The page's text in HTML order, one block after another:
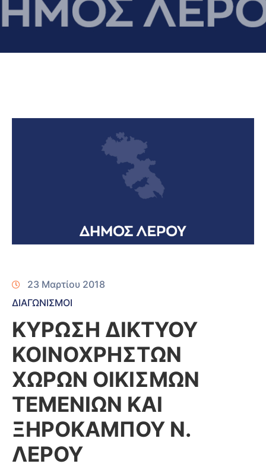
23 Μαρτίου 2018
ΔΙΑΓΩΝΙΣΜΟΙ
ΚΥΡΩΣΗ ΔΙΚΤΥΟΥ
ΚΟΙΝΟΧΡΗΣΤΩΝ
ΧΩΡΩΝ ΟΙΚΙΣΜΩΝ
ΤΕΜΕΝΙΩΝ ΚΑΙ
ΞΗΡΟΚΑΜΠΟΥ Ν.
ΛΕΡΟΥ